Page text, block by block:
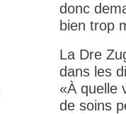
donc
bien trop
La Dre
dans les
«À quelle
de soins